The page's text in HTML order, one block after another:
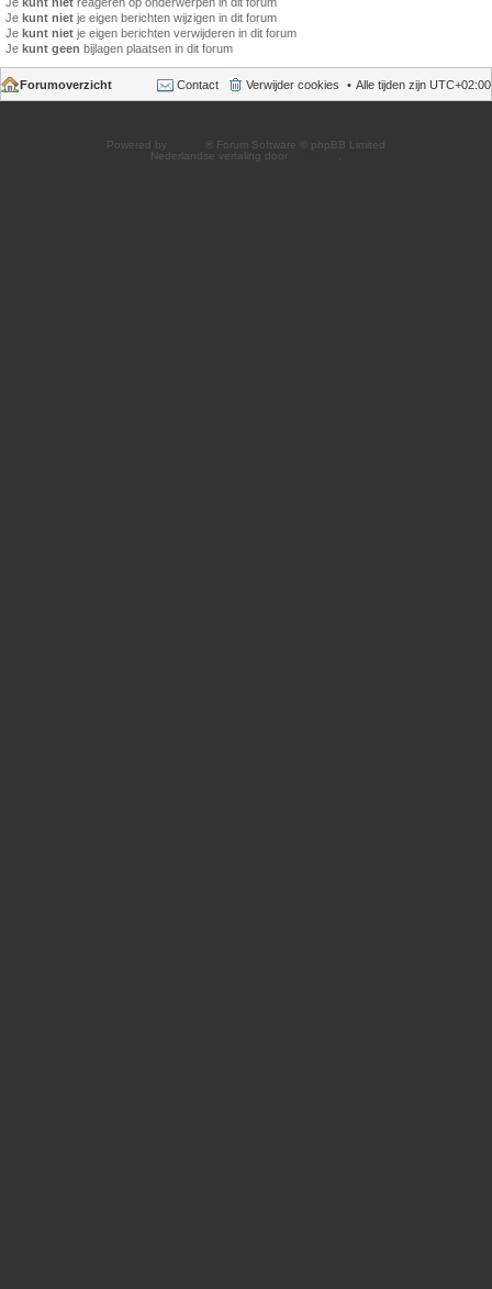
Je kunt niet je eigen berichten wijzigen in dit forum
Je kunt niet je eigen berichten verwijderen in dit forum
Je kunt geen bijlagen plaatsen in dit forum
Forumoverzicht Alle tijden zijn UTC+02:00
Verwijder cookies
Contact
Powered by
® Forum Software © phpBB Limited
Nederlandse vertaling door
.